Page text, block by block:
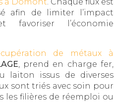
afin de limiter l’impact
favoriser l’économie
de métaux à
, prend en charge fer,
laiton issus de diverses
sont triés avec soin pour
les filières de réemploi ou